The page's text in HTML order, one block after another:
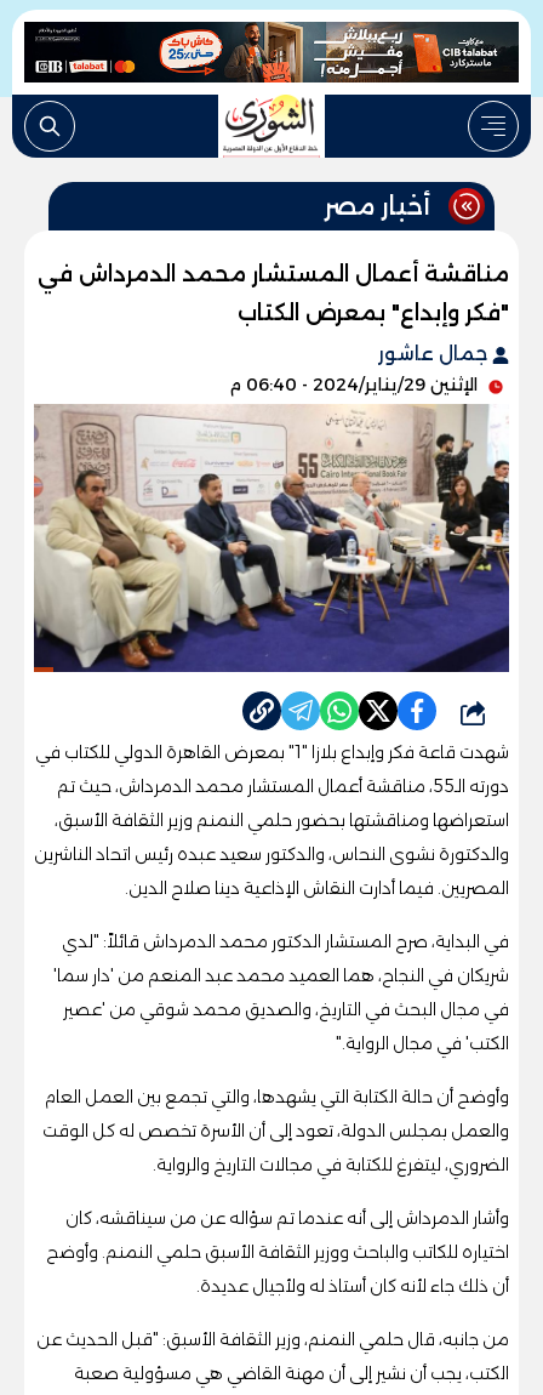
أخبار مصر
مناقشة أعمال المستشار محمد الدمرداش في
"فكر وإبداع" بمعرض الكتاب
جمال عاشور
الإثنين 29/يناير/2024 - 06:40 م
شارك
شهدت قاعة فكر وإبداع بلازا "1" بمعرض القاهرة الدولي للكتاب في
دورته الـ55، مناقشة أعمال المستشار محمد الدمرداش، حيث تم
استعراضها ومناقشتها بحضور حلمي النمنم وزير الثقافة الأسبق،
والدكتورة نشوى النحاس، والدكتور سعيد عبده رئيس اتحاد الناشرين
المصريين. فيما أدارت النقاش الإذاعية دينا صلاح الدين.
في البداية، صرح المستشار الدكتور محمد الدمرداش قائلاً: "لدي
شريكان في النجاح، هما العميد محمد عبد المنعم من 'دار سما'
في مجال البحث في التاريخ، والصديق محمد شوقي من 'عصير
الكتب' في مجال الرواية."
وأوضح أن حالة الكتابة التي يشهدها، والتي تجمع بين العمل العام
والعمل بمجلس الدولة، تعود إلى أن الأسرة تخصص له كل الوقت
الضروري، ليتفرغ للكتابة في مجالات التاريخ والرواية.
وأشار الدمرداش إلى أنه عندما تم سؤاله عن من سيناقشه، كان
اختياره للكاتب والباحث ووزير الثقافة الأسبق حلمي النمنم. وأوضح
أن ذلك جاء لأنه كان أستاذ له ولأجيال عديدة.
من جانبه، قال حلمي النمنم، وزير الثقافة الأسبق: "قبل الحديث عن
الكتب، يجب أن نشير إلى أن مهنة القاضي هي مسؤولية صعبة